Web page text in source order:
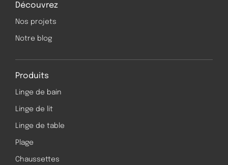
Découvrez
Nos projets
Notre blog
Produits
Linge de bain
Linge de lit
Linge de table
Plage
Chaussettes